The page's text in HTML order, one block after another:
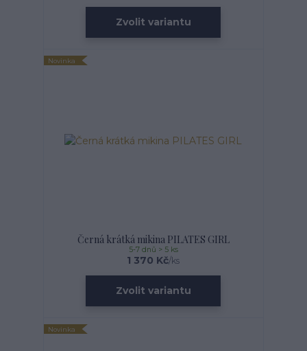
Zvolit variantu
Novinka
Černá krátká mikina PILATES GIRL
1 370 Kč/ks
5-7 dnů > 5 ks
Zvolit variantu
Novinka